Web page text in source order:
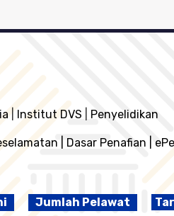
Institut DVS Penyelidikan
Dasar Penafian
Jumlah Pelawat